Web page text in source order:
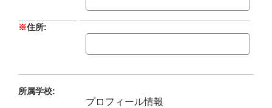
※住所:
所属学校:
プロフィール情報